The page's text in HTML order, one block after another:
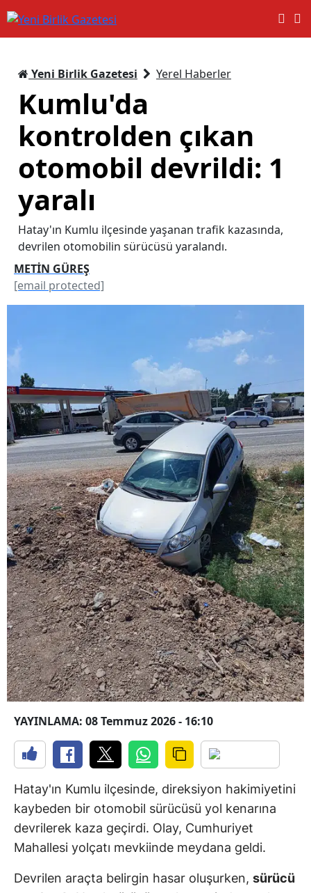
Yeni Birlik Gazetesi Yerel Haberler
Kumlu'da
kontrolden çıkan
otomobil devrildi: 1
yaralı
Hatay'ın Kumlu ilçesinde yaşanan trafik kazasında,
devrilen otomobilin sürücüsü yaralandı.
METİN GÜREŞ
[email protected]
YAYINLAMA: 08 Temmuz 2026 - 16:10
Hatay'ın Kumlu ilçesinde, direksiyon hakimiyetini
kaybeden bir otomobil sürücüsü yol kenarına
devrilerek kaza geçirdi. Olay, Cumhuriyet
Mahallesi yolçatı mevkiinde meydana geldi.
Devrilen araçta belirgin hasar oluşurken, sürücü